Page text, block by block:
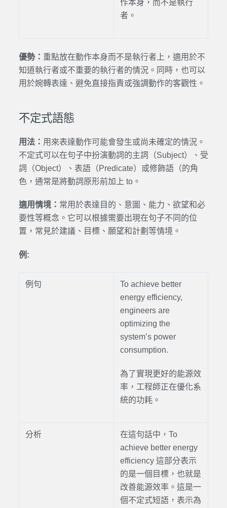
作本身，而不是執行
者。
優勢： 重點放在動作本身而不是執行者上，適用於不
知道執行者或不重要的執行者的情況。同時，也可以
用於婉轉表達、避免直接指責或強調動作的客觀性。
不定式語態
用法： 用來表達動作可能會發生或尚未確定的情況。
不定式可以在句子中扮演動詞的主詞（Subject）、受
詞（Object）、表語（Predicate）或修飾語（的角
色，通常是將動詞原形前加上 to。
適用情境： 常用於表達目的、意圖、能力、欲望和必
要性等概念。它可以根據需要出現在句子不同的位
置，常見於建議、目標、願望和計劃等情境。
例:
例句
To achieve better
energy efficiency,
engineers are
optimizing the
system’s power
consumption.
為了實現更好的能源效
率，工程師正在優化系
統的功耗。
分析
在這句話中，To
achieve better energy
efficiency 這部分表示
的是一個目標，也就是
改善能源效率。這是一
個不定式短語，表示為